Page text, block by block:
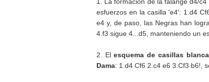
esfuerzos en la casilla 'e4': 1.d4
e4 y, de paso, las Negras han
4.f3 sigue 4...d5, manteniendo un
2. Elesquema de casillas
Dama: 1.d4 Cf6 2.c4 e6 3.Cf3 b6!,